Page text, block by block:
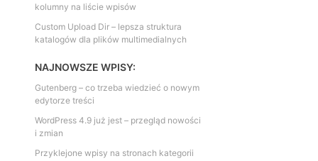
kolumny na liście wpisów
Custom Upload Dir – lepsza struktura
katalogów dla plików multimedialnych
NAJNOWSZE WPISY:
Gutenberg – co trzeba wiedzieć o nowym
edytorze treści
WordPress 4.9 już jest – przegląd nowości
i zmian
Przyklejone wpisy na stronach kategorii